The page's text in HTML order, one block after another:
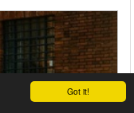
Got it!